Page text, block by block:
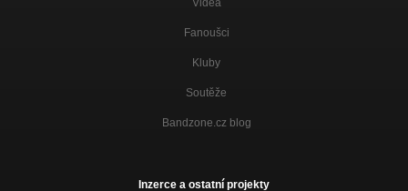
Fanoušci
Kluby
Soutěže
Bandzone.cz blog
Inzerce a ostatní projekty